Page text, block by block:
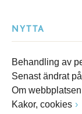
NYTTA
Behandling av
Senast ändrat
Om webbplatsen
Kakor, cookies